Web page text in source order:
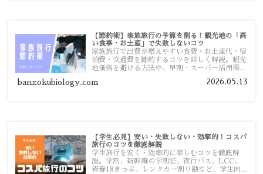
【節約術】家族旅行の予算を削る！観光地の「高
い食事・お土産」で失敗しないコツ
家族旅行で出費が増えやすい食費・お土産代・宿
泊費・交通費を節約するコツを詳しく解説。観光
地価格を避ける方法や、早割・スーパー活用術、
banzokubiology.com 2026.05.13
【学生必見】安い・失敗しない・効率的！コスパ
旅行のコツを徹底解説
学生旅行を安く・効率的に楽しむコツを徹底解
説。学割、新幹線の学割証、夜行バス、LCC、
青春18きっぷ、レンタカー割り勘など、学生向け